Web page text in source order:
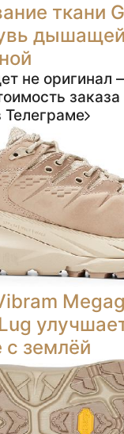
ткани
дышащей
не оригинал
заказа
Телеграме
с землёй